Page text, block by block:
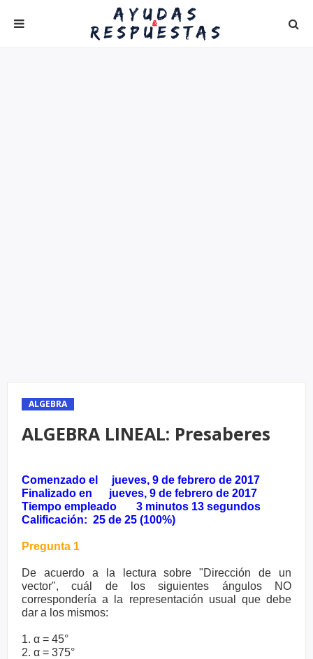
ALGEBRA
ALGEBRA LINEAL: Presaberes
Comenzado el jueves, 9 de febrero de 2017
Finalizado en
jueves, 9 de febrero de 2017
Tiempo empleado 3 minutos 13 segundos
Calificación: 25 de 25 (100%)
Pregunta 1
De acuerdo a la lectura sobre "Dirección de un
vector", cuál de los siguientes ángulos NO
correspondería a la representación usual que debe
dar a los mismos:
1. α = 45°
2. α = 375°